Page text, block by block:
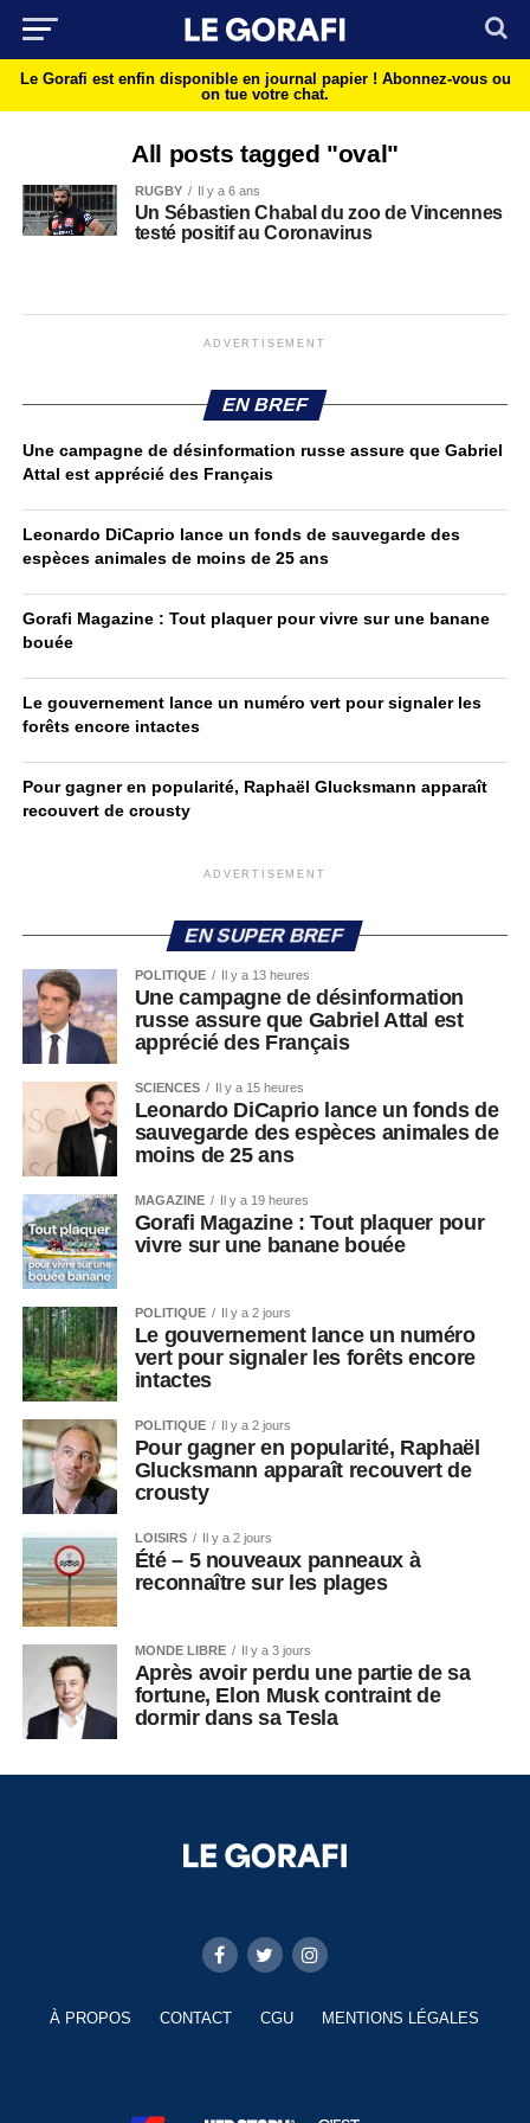
Le Gorafi est enfin disponible en journal papier ! Abonnez-vous ou
on tue votre chat.
All posts tagged "oval"
RUGBY Il y a 6 ans
Un Sébastien Chabal du zoo de Vincennes
testé positif au Coronavirus
ADVERTISEMENT
EN BREF
Une campagne de désinformation russe assure que Gabriel
Attal est apprécié des Français
Leonardo DiCaprio lance un fonds de sauvegarde des
espèces animales de moins de 25 ans
Gorafi Magazine : Tout plaquer pour vivre sur une banane
bouée
Le gouvernement lance un numéro vert pour signaler les
forêts encore intactes
Pour gagner en popularité, Raphaël Glucksmann apparaît
recouvert de crousty
ADVERTISEMENT
EN SUPER BREF
POLITIQUE Il y a 13 heures
Une campagne de désinformation
russe assure que Gabriel Attal est
apprécié des Français
SCIENCES Il y a 15 heures
Leonardo DiCaprio lance un fonds de
sauvegarde des espèces animales de
moins de 25 ans
MAGAZINE Il y a 19 heures
Gorafi Magazine : Tout plaquer pour
vivre sur une banane bouée
POLITIQUE Il y a 2 jours
Le gouvernement lance un numéro
vert pour signaler les forêts encore
intactes
POLITIQUE Il y a 2 jours
Pour gagner en popularité, Raphaël
Glucksmann apparaît recouvert de
crousty
LOISIRS Il y a 2 jours
Été – 5 nouveaux panneaux à
reconnaître sur les plages
MONDE LIBRE Il y a 3 jours
Après avoir perdu une partie de sa
fortune, Elon Musk contraint de
dormir dans sa Tesla
À PROPOS CONTACT CGU MENTIONS LÉGALES